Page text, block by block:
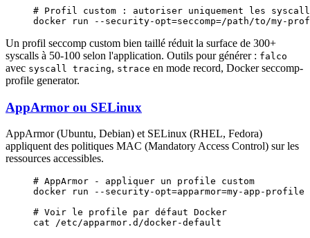
# Profil custom : autoriser uniquement les
docker run --security-opt=seccomp=/path/to/my-
Un profil seccomp custom bien taillé réduit la surface de 300+
syscalls à 50-100 selon l'application. Outils pour générer : falco
avec syscall tracing, strace en mode record, Docker seccomp-
profile generator.
AppArmor ou SELinux
AppArmor (Ubuntu, Debian) et SELinux (RHEL, Fedora)
appliquent des politiques MAC (Mandatory Access Control) sur les
ressources accessibles.
# AppArmor - appliquer un profile custom
docker run --security-opt=apparmor=my-app-profile
# Voir le profile par défaut Docker
cat /etc/apparmor.d/docker-default